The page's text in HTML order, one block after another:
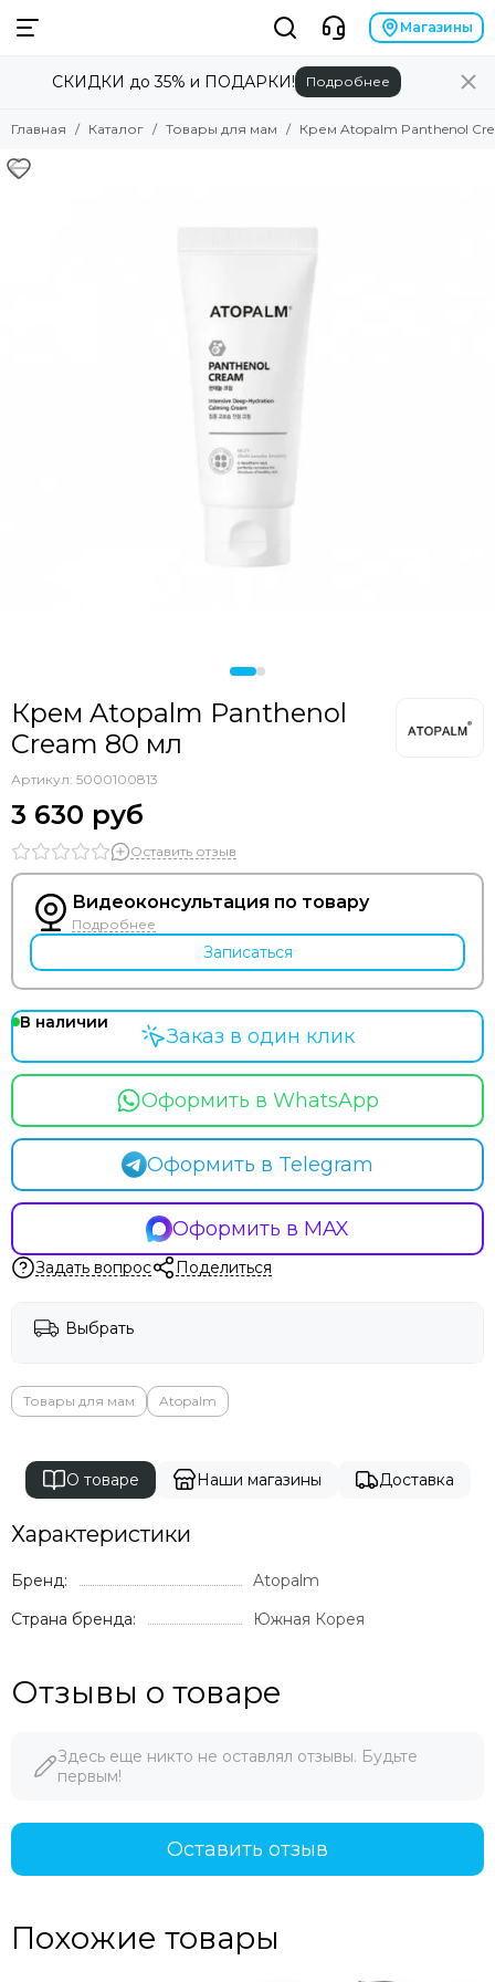
Магазины
СКИДКИ до 35% и ПОДАРКИ! Подробнее
Главная Каталог Товары для мам Крем Atopalm Panthenol
Крем Atopalm Panthenol
Cream 80 мл
Артикул: 5000100813
3 630 руб
Оставить отзыв
Видеоконсультация по товару
Подробнее
Записаться
В наличии
Оформить в WhatsApp
Оформить в Telegram
Оформить в MAX
Заказ в один клик
Задать вопрос Поделиться
Выбрать
Товары для мам Atopalm
О товаре Наши магазины Доставка
Характеристики
Бренд:
Atopalm
Страна бренда:
Южная Корея
Отзывы о товаре
Здесь еще никто не оставлял отзывы. Будьте
первым!
Оставить отзыв
Похожие товары